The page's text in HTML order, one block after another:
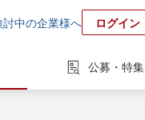
中の企業様へ ログイン
公募・特集